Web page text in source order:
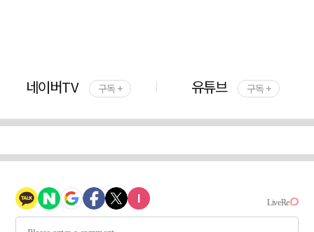
네이버TV 구독 + 유튜브 구독 +